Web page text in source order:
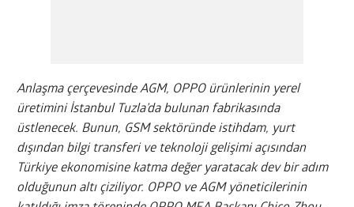
Anlaşma çerçevesinde AGM, OPPO ürünlerinin yerel
üretimini İstanbul Tuzla’da bulunan fabrikasında
üstlenecek. Bunun, GSM sektöründe istihdam, yurt
dışından bilgi transferi ve teknoloji gelişimi açısından
Türkiye ekonomisine katma değer yaratacak dev bir adım
olduğunun altı çiziliyor. OPPO ve AGM yöneticilerinin